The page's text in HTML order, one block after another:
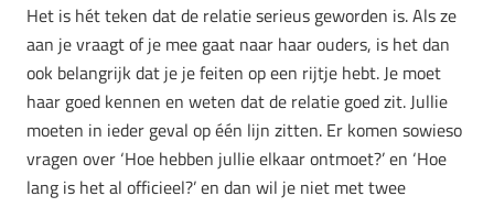
Het is hét teken dat de relatie serieus geworden is. Als ze
aan je vraagt of je mee gaat naar haar ouders, is het dan
ook belangrijk dat je je feiten op een rijtje hebt. Je moet
haar goed kennen en weten dat de relatie goed zit. Jullie
moeten in ieder geval op één lijn zitten. Er komen sowieso
vragen over ‘Hoe hebben jullie elkaar ontmoet?’ en ‘Hoe
lang is het al officieel?’ en dan wil je niet met twee